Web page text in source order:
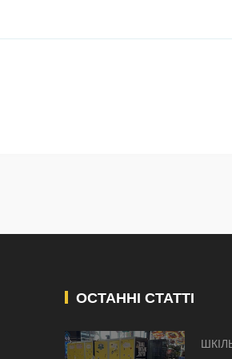
ОСТАННІ СТАТТІ